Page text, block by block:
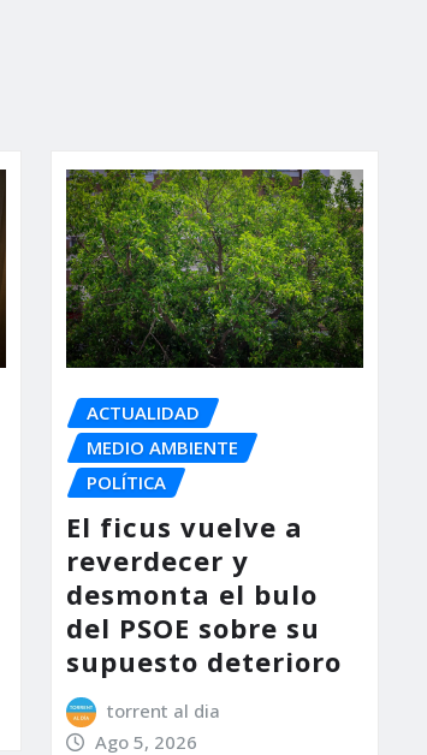
ACTUALIDAD
MEDIO AMBIENTE
POLÍTICA
El ficus vuelve a
reverdecer y
desmonta el bulo
del PSOE sobre su
supuesto deterioro
torrent al dia
Ago 5, 2026